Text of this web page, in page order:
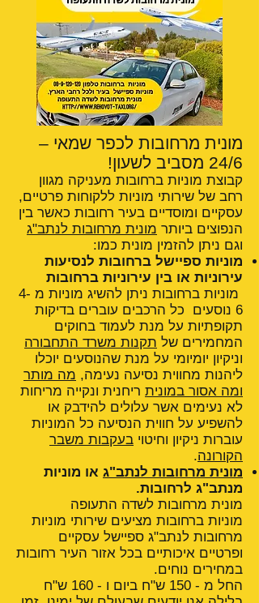
מונית מרחובות לכפר שמאי –
24/6 מסביב לשעון!
קבוצת מוניות ברחובות מעניקה מגוון
רחב של שירותי מוניות ללקוחות פרטיים,
עסקיים ומוסדיים בעיר רחובות כאשר בין
הנפוצים ביותר מונית מרחובות לנתב"ג
וגם ניתן להזמין מונית כמו:
מוניות ספיישל ברחובות לנסיעות
עירוניות או בין עירוניות ברחובות
מוניות ברחובות ניתן להשיג מוניות מ 4-
6 נוסעים כל הרכבים עוברים בדיקות
תקופתיות על מנת לעמוד בחוקים
המחמירים של תקנות משרד התחבורה
וניקיון יומיומי על מנת שהנוסעים יוכלו
ליהנות מחווית נסיעה נעימה, מה מותר
ומה אסור במונית ריחנית ונקייה מריחות
לא נעימים אשר עלולים להידבק או
להשפיע על חווית הנסיעה כל המוניות
עוברות ניקיון וחיטוי בעקבות משבר
הקורונה.
מונית מרחובות לנתב"ג או מוניות
מנתב"ג לרחובות.
מונית מרחובות לשדה התעופה
מוניות ברחובות מציעים שירותי מוניות
מרחובות לנתב"ג ספיישל עסקיים
ופרטיים איכותיים בכל אזור העיר רחובות
במחירים נוחים.
החל מ - 150 ש"ח ביום ו - 160 ש"ח